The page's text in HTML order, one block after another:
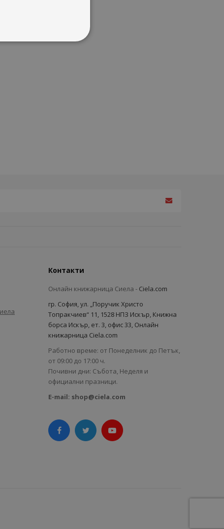
Контакти
Онлайн книжарница Сиела - Ciela.com
гр. София, ул. „Поручик Христо
Топракчиев“ 11, 1528 НПЗ Искър, Книжна
борса Искър, ет. 3, офис 33, Онлайн
книжарница Ciela.com
Работно време: от Понеделник до Петък,
от 09:00 до 17:00 ч.
Почивни дни: Събота, Неделя и
официални празници.
E-mail: shop@ciela.com